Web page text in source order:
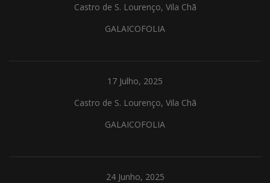
Castro de S. Lourenço, Vila Chã
GALAICOFOLIA
17 Julho, 2025
Castro de S. Lourenço, Vila Chã
GALAICOFOLIA
24 Junho, 2025